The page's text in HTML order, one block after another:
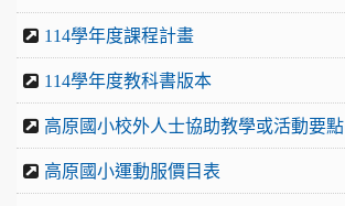
114學年度課程計畫
114學年度教科書版本
高原國小校外人士協助教學或活動要點
高原國小運動服價目表